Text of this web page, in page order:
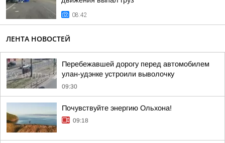
08:42
ЛЕНТА НОВОСТЕЙ
Перебежавшей дорогу перед автомобилем
улан-удэнке устроили выволочку
09:30
Почувствуйте энергию Ольхона!
09:18